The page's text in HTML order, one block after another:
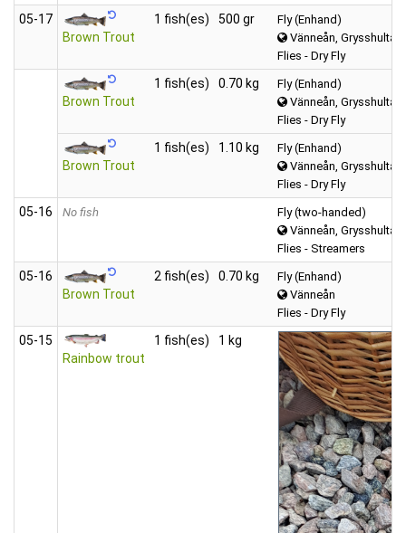
05‑17
Brown Trout
1 fish(es) 500 gr
Fly (Enhand)
Vänneån,
Flies - Dry Fly
Brown Trout
1 fish(es) 0.70 kg
Fly (Enhand)
Vänneån,
Flies - Dry Fly
Brown Trout
1 fish(es) 1.10 kg
Fly (Enhand)
Vänneån,
Flies - Dry Fly
05‑16 No fish
Fly (two-handed)
Vänneån,
Flies - Streamers
05‑16
Brown Trout
2 fish(es) 0.70 kg
Fly (Enhand)
Vänneån
Flies - Dry Fly
05‑15
Rainbow trout
1 fish(es) 1 kg